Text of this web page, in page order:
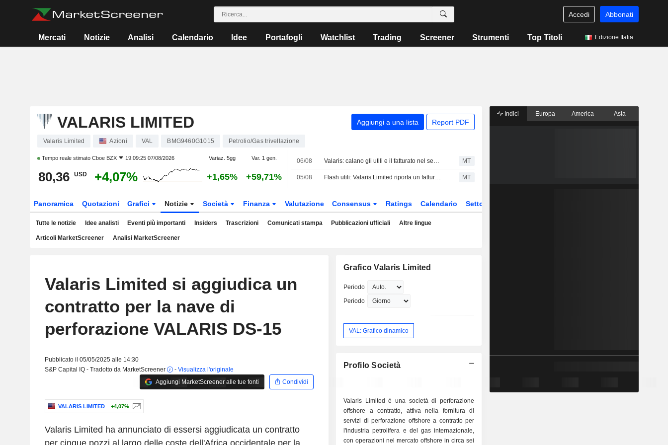
Accedi Abbonati
Mercati Notizie Analisi Calendario Idee Portafogli Watchlist Trading Screener Strumenti Top Titoli Edizione Italia
VALARIS LIMITED Aggiungi a una lista Report PDF
Valaris Limited Azioni VAL BMG9460G1015 Petrolio/Gas trivellazione
Tempo reale stimato Cboe BZX 19:09:25 07/08/2026 Variaz. 5gg Var. 1 gen.
80,36 USD +4,07% +1,65% +59,71%
06/08 Valaris: calano gli utili e il fatturato nel secondo trimestre MT
05/08 Flash utili: Valaris Limited riporta un fatturato nel secondo trimestre di 539,2 Mio USD, superando le stime di FactSet di 488,5 Mio USD MT
Panoramica Quotazioni Grafici Notizie Società Finanza Valutazione Consensus Ratings Calendario Settore
Tutte le notizie Idee analisti Eventi più importanti Insiders Trascrizioni Comunicati stampa Pubblicazioni ufficiali Altre lingue
Articoli MarketScreener Analisi MarketScreener
Valaris Limited si aggiudica un
contratto per la nave di
perforazione VALARIS DS-15
Pubblicato il 05/05/2025 alle 14:30
S&P Capital IQ - Tradotto da MarketScreener
- Visualizza l'originale
Aggiungi MarketScreener alle tue fonti
Condividi
VALARIS LIMITED +4,07%
Valaris Limited ha annunciato di essersi aggiudicata un contratto
Grafico Valaris Limited
Periodo
Periodo
VAL: Grafico dinamico
Profilo Società
Valaris Limited è una società di perforazione
offshore a contratto, attiva nella fornitura di
servizi di perforazione offshore a contratto per
l'industria petrolifera e del gas internazionale,
con operazioni nel mercato offshore in circa sei
Indici Europa America Asia